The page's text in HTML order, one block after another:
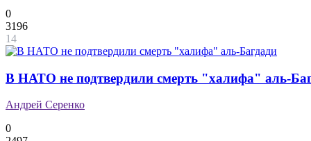
0
3196
14
В НАТО не подтвердили смерть "халифа" аль-
Андрей Серенко
0